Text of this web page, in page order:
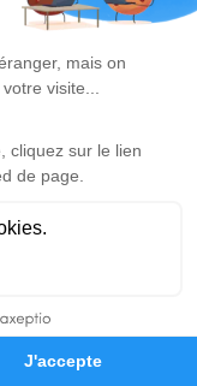
Hommages
estdisponible